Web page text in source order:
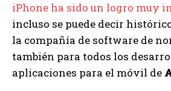
iPhone ha sido un logro muy
incluso se puede decir
la compañía de software de
también para todos los
aplicaciones para el móvil de